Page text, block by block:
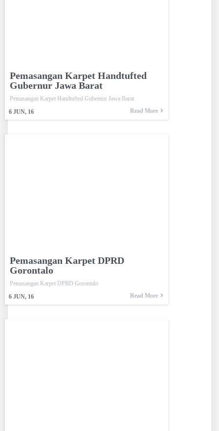
Pemasangan Karpet Handtufted
Gubernur Jawa Barat
6 JUN, 16
Pemasangan Karpet Handtufted Gubernur Jawa Barat
Read More
Pemasangan Karpet DPRD
Gorontalo
6 JUN, 16
Pemasangan Karpet DPRD Gorontalo
Read More